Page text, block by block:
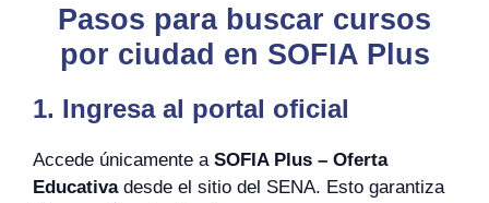
Pasos para buscar cursos
por ciudad en SOFIA Plus
1. Ingresa al portal oficial
Accede únicamente a SOFIA Plus – Oferta
Educativadesde el sitio del SENA. Esto garantiza